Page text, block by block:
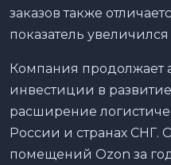
заказов также
показатель увеличился
Компания продолжает
инвестиции в
расширение
России и странах СНГ.
помещений Ozon за